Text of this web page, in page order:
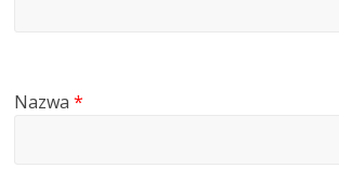
Nazwa*